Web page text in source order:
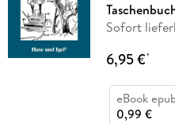
Sofort
6,95 €*
eBook
0,99 €